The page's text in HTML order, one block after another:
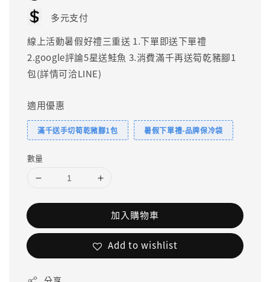
多元支付
線上活動暑假好禮三重送 1.下單即送下單禮
2.google評論5星送鮭魚 3.消費滿千再送筍乾豬腳1
包(詳情可洽LINE)
適用優惠
滿千送手切筍乾豬腳1包 暑假下單禮-品牌保冷袋
數量
加入購物車
Add to wishlist